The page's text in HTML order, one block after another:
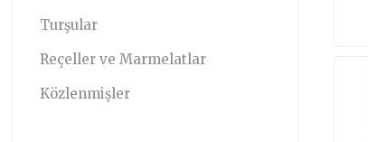
Turşular
Reçeller ve Marmelatlar
Közlenmişler